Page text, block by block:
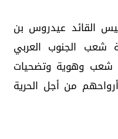
القائد عيدروس بن
شعب الجنوب العربي
شعب وهوية وتضحيات
من أجل الحرية